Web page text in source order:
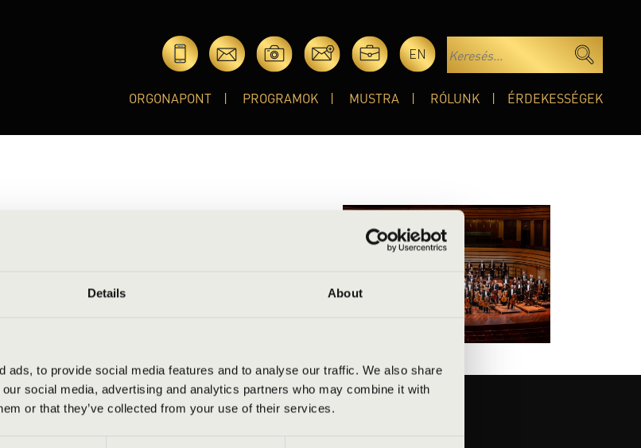
Details About
ads, to provide social media features and to analyse our traffic. We also share
social media, advertising and analytics partners who may combine it with
or that they’ve collected from your use of their services.
EN
ORGONAPONT PROGRAMOK MUSTRA RÓLUNK ÉRDEKESSÉGEK
koncert-életben: Szent István Filharmonikusok. A
alapította, majd fia, Záborszky Kálmán vette át az
elismeréseként 2000-ben Magyar Örökség-
a Nemzeti Ifjúsági Zenekar címet.